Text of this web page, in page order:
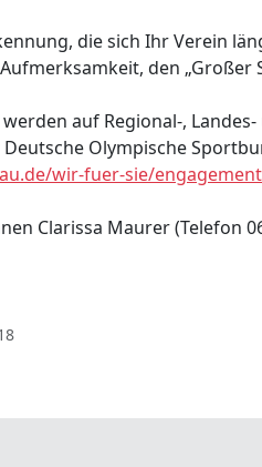
die sich Ihr Verein
den
werden auf Regional-,
Olympische
wir-fuer-sie/
Clarissa Maurer (Telefon